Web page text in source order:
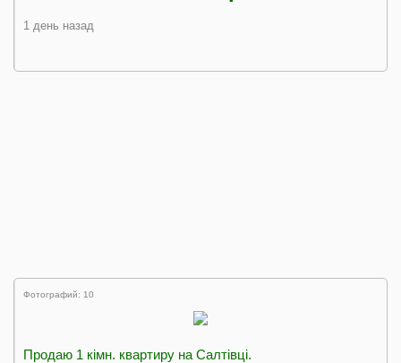
1 день назад
Фотографий: 10
Продаю 1 кімн. квартиру на Салтівці.